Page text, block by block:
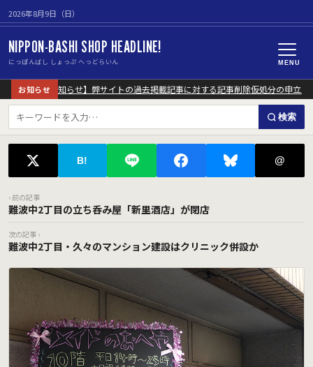
2026年8月9日（日）
NIPPON-BASHI SHOP HEADLINE!
にっぽんばし しょっぷ へっどらいん MENU
お知らせ
【重要なお知らせ】弊サイトの過去掲載記事に対する記事削除仮処分の申立に
検索
B! @
‹ 前の記事
難波中2丁目の立ち呑み屋「新里酒店」が閉店
次の記事 ›
難波中2丁目・久々のマンション建設はクリニック併設か